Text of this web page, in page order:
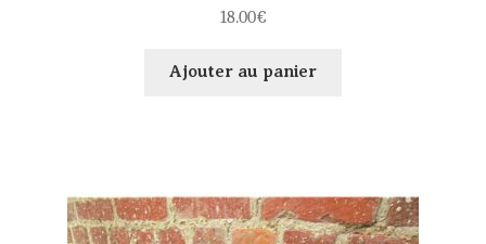
18.00€
Ajouter au panier